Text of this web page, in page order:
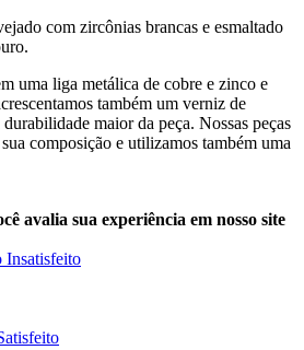
com zircônias brancas e esmaltado
uma liga metálica de cobre e zinco e
também um verniz de
maior da peça. Nossas peças
composição e utilizamos também uma
avalia sua experiência em nosso site
Insatisfeito